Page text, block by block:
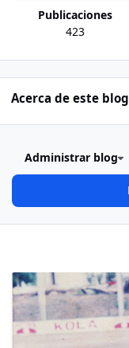
publicaciones
423
Acerca de este blog
Administrar blog
Read more about